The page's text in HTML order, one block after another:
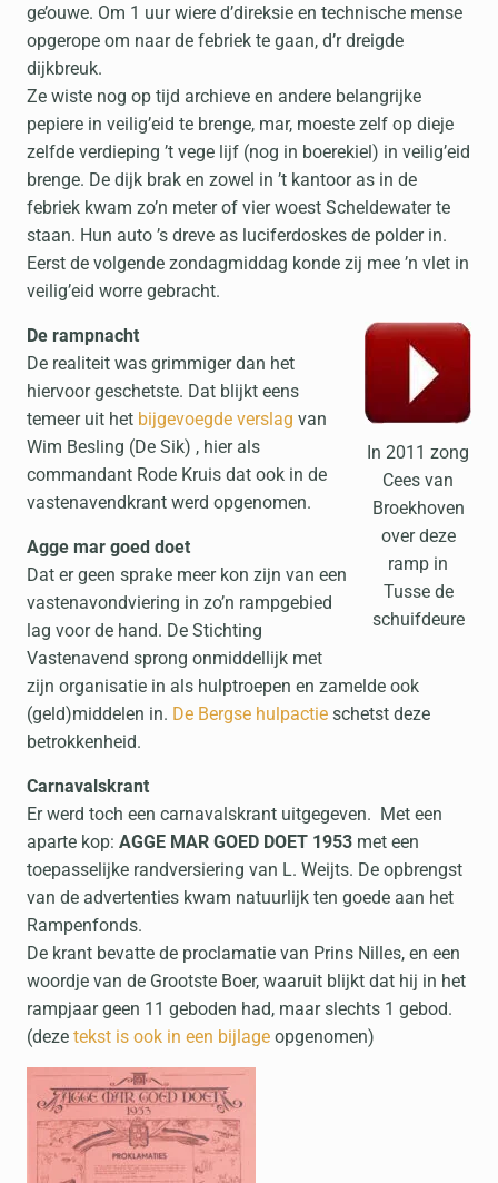
ge’ouwe. Om 1 uur wiere d’direksie en technische mense
opgerope om naar de febriek te gaan, d’r dreigde
dijkbreuk.
Ze wiste nog op tijd archieve en andere belangrijke
pepiere in veilig’eid te brenge, mar, moeste zelf op dieje
zelfde verdieping ’t vege lijf (nog in boerekiel) in veilig’eid
brenge. De dijk brak en zowel in ’t kantoor as in de
febriek kwam zo’n meter of vier woest Scheldewater te
staan. Hun auto ’s dreve as luciferdoskes de polder in.
Eerst de volgende zondagmiddag konde zij mee ’n vlet in
veilig’eid worre gebracht.
In 2011 zong
Cees van
Broekhoven
over deze
ramp in
Tusse de
schuifdeure
De rampnacht
De realiteit was grimmiger dan het
hiervoor geschetste. Dat blijkt eens
temeer uit het bijgevoegde verslag van
Wim Besling (De Sik) , hier als
commandant Rode Kruis dat ook in de
vastenavendkrant werd opgenomen.
Agge mar goed doet
Dat er geen sprake meer kon zijn van een
vastenavondviering in zo’n rampgebied
lag voor de hand. De Stichting
Vastenavend sprong onmiddellijk met
zijn organisatie in als hulptroepen en zamelde ook
(geld)middelen in. De Bergse hulpactie schetst deze
betrokkenheid.
Carnavalskrant
Er werd toch een carnavalskrant uitgegeven. Met een
aparte kop: AGGE MAR GOED DOET 1953 met een
toepasselijke randversiering van L. Weijts. De opbrengst
van de advertenties kwam natuurlijk ten goede aan het
Rampenfonds.
De krant bevatte de proclamatie van Prins Nilles, en een
woordje van de Grootste Boer, waaruit blijkt dat hij in het
rampjaar geen 11 geboden had, maar slechts 1 gebod.
(deze tekst is ook in een bijlage opgenomen)